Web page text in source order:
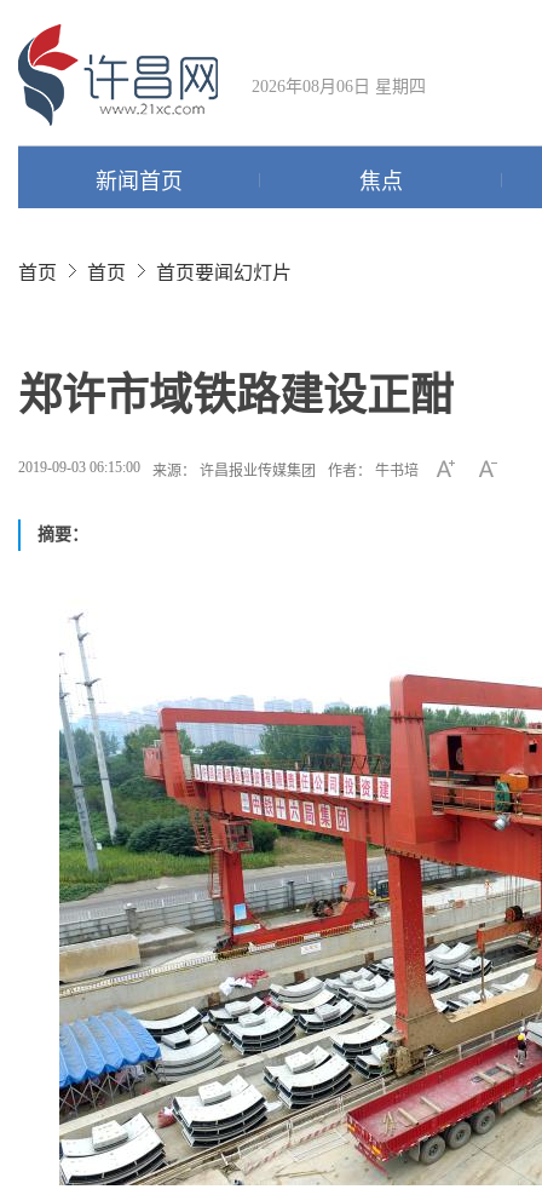
2026年08月06日 星期四
新闻首页 焦点
首页 首页 首页要闻幻灯片
郑许市域铁路建设正酣
2019-09-03 06:15:00 来源： 许昌报业传媒集团 作者： 牛书培
摘要：